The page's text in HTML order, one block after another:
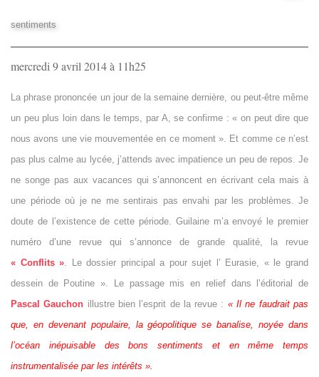
sentiments
mercredi 9 avril 2014 à 11h25
La phrase prononcée un jour de la semaine dernière, ou peut-être même
un peu plus loin dans le temps, par A, se confirme : « on peut dire que
nous avons une vie mouvementée en ce moment ». Et comme ce n’est
pas plus calme au lycée, j’attends avec impatience un peu de repos. Je
ne songe pas aux vacances qui s’annoncent en écrivant cela mais à
une période où je ne me sentirais pas envahi par les problèmes. Je
doute de l’existence de cette période. Guilaine m’a envoyé le premier
numéro d’une revue qui s’annonce de grande qualité, la revue
« Conflits ». Le dossier principal a pour sujet l’ Eurasie, « le grand
dessein de Poutine ». Le passage mis en relief dans l’éditorial de
Pascal Gauchon illustre bien l’esprit de la revue : « Il ne faudrait pas
que, en devenant populaire, la géopolitique se banalise, noyée dans
l’océan inépuisable des bons sentiments et en même temps
instrumentalisée par les intérêts ».